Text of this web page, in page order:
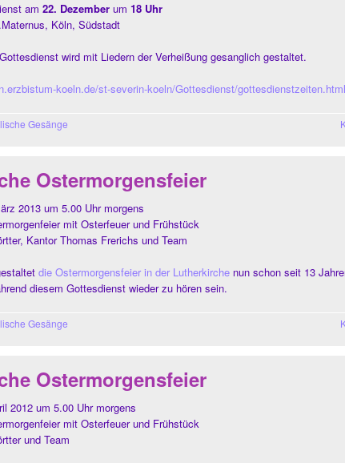
am 22. Dezember um 18 Uhr
Köln, Südstadt
wird mit Liedern der Verheißung gesanglich gestaltet.
koeln.de/st-severin-koeln/Gottesdienst/gottesdienstzeiten.html
Gesänge
Ostermorgensfeier
2013 um 5.00 Uhr morgens
mit Osterfeuer und Frühstück
Kantor Thomas Frerichs und Team
die Ostermorgensfeier in der Lutherkirche nun schon seit 13
diesem Gottesdienst wieder zu hören sein.
Gesänge
Ostermorgensfeier
2012 um 5.00 Uhr morgens
mit Osterfeuer und Frühstück
und Team